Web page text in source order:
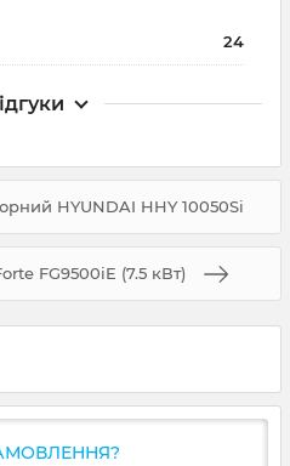
24
HYUNDAI HHY 10050Si
FG9500iE (7.5 кВт)